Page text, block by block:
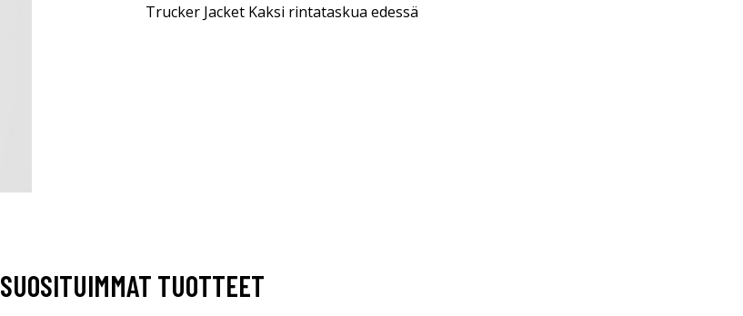
Trucker Jacket Kaksi rintataskua edessä
SUOSITUIMMAT TUOTTEET